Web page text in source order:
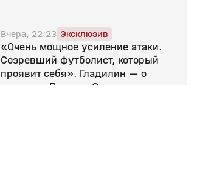
Вчера, 22:23 Эксклюзив
«Очень мощное усиление атаки.
Созревший футболист, который
проявит себя». Гладилин — о
переходе Даку в «Спартак»